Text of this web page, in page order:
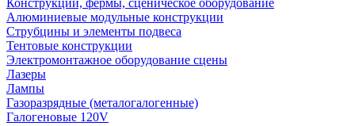
Конструкции, фермы, сценическое оборудование
Алюминиевые модульные конструкции
Струбцины и элементы подвеса
Тентовые конструкции
Электромонтажное оборудование сцены
Лазеры
Лампы
Газоразрядные (металогалогенные)
Галогеновые 120V